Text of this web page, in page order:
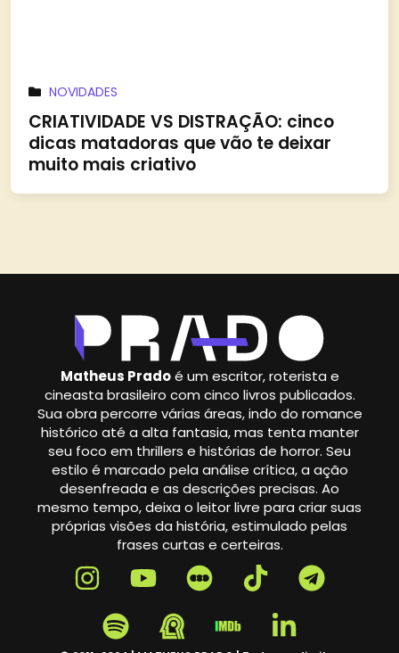
NOVIDADES
CRIATIVIDADE VS DISTRAÇÃO: cinco
dicas matadoras que vão te deixar
muito mais criativo
Matheus Pradoé um escritor, roterista e
cineasta brasileiro com cinco livros publicados.
Sua obra percorre várias áreas, indo do romance
histórico até a alta fantasia, mas tenta manter
seu foco em thrillers e histórias de horror. Seu
estilo é marcado pela análise crítica, a ação
desenfreada e as descrições precisas. Ao
mesmo tempo, deixa o leitor livre para criar suas
próprias visões da história, estimulado pelas
frases curtas e certeiras.